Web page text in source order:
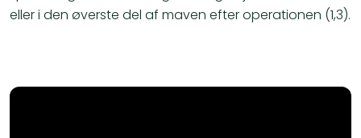
eller i den øverste del af maven efter operationen (1,3).